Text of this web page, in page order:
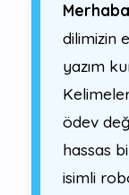
dilimizin
yazım
ödev
hassas
isimli